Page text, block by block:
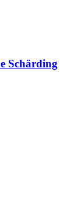
Schärding